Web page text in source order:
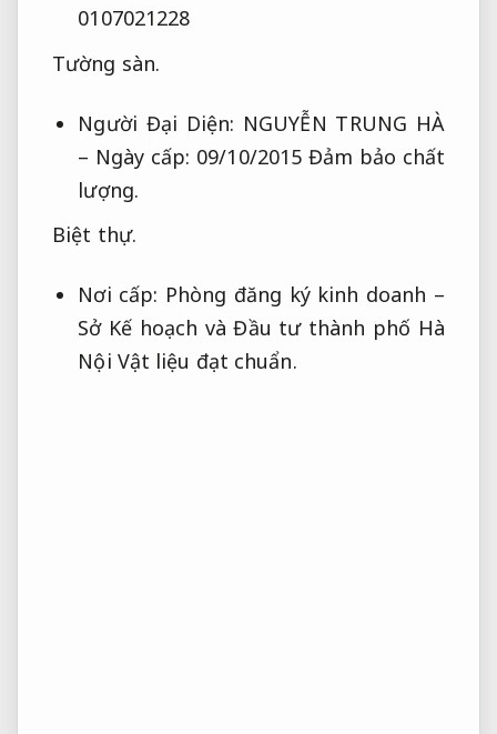
0107021228
Tường sàn.
Người Đại Diện: NGUYỄN TRUNG HÀ
– Ngày cấp: 09/10/2015 Đảm bảo chất
lượng.
Biệt thự.
Nơi cấp: Phòng đăng ký kinh doanh –
Sở Kế hoạch và Đầu tư thành phố Hà
Nội Vật liệu đạt chuẩn.